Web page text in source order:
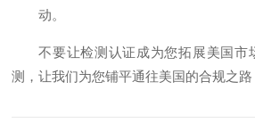
动。
不要让检测认证成为您拓展美国市
测，让我们为您铺平通往美国的合规之路